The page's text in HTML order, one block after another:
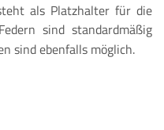
als Platzhalter für die
sind standardmäßig
sind ebenfalls möglich.